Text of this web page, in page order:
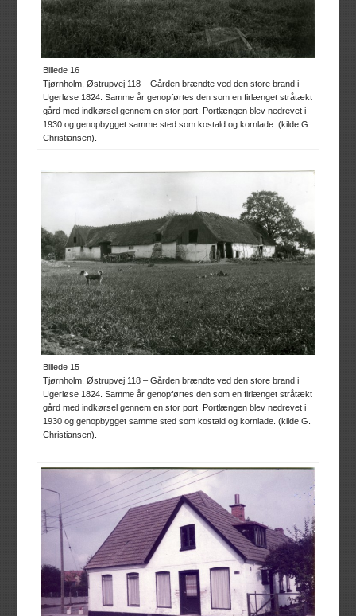
Billede 16
Tjørnholm, Østrupvej 118 – Gården brændte ved den store brand i
Ugerløse 1824. Samme år genopførtes den som en firlænget stråtækt
gård med indkørsel gennem en stor port. Portlængen blev nedrevet i
1930 og genopbygget samme sted som kostald og kornlade. (kilde G.
Christiansen).
Billede 15
Tjørnholm, Østrupvej 118 – Gården brændte ved den store brand i
Ugerløse 1824. Samme år genopførtes den som en firlænget stråtækt
gård med indkørsel gennem en stor port. Portlængen blev nedrevet i
1930 og genopbygget samme sted som kostald og kornlade. (kilde G.
Christiansen).